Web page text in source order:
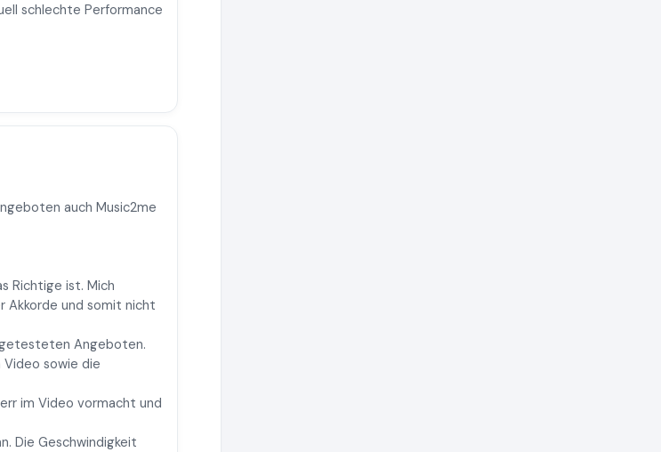
schlechte Performance
auch Music2me
Richtige ist. Mich
Akkorde und somit nicht
Angeboten.
Video sowie die
im Video vormacht und
Die Geschwindigkeit